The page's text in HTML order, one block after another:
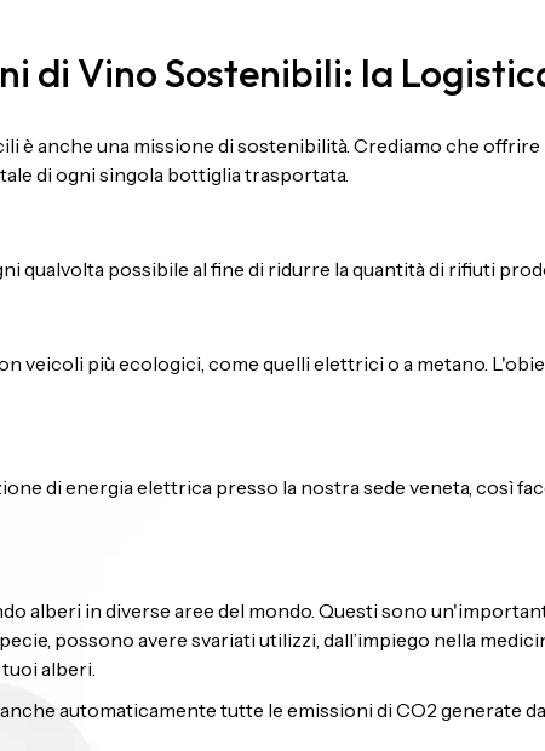
di Vino Sostenibili: la
è anche una missione di sostenibilità. Crediamo che
di ogni singola bottiglia trasportata.
qualvolta possibile al fine di ridurre la quantità di rifiuti
veicoli più ecologici, come quelli elettrici o a metano.
di energia elettrica presso la nostra sede veneta, così
alberi in diverse aree del mondo. Questi sono
possono avere svariati utilizzi, dall’impiego nella
alberi.
automaticamente tutte le emissioni di CO2 generate